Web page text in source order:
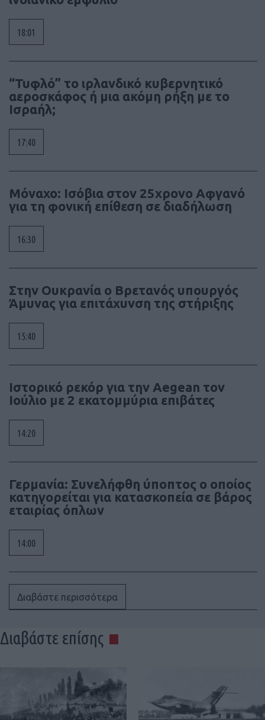
18:01
“Τυφλό” το ιρλανδικό κυβερνητικό
αεροσκάφος ή μια ακόμη ρήξη με το
Ισραήλ;
17:40
Μόναχο: Ισόβια στον 25χρονο Αφγανό
για τη φονική επίθεση σε διαδήλωση
16:30
Στην Ουκρανία ο Βρετανός υπουργός
Άμυνας για επιτάχυνση της στήριξης
15:40
Ιστορικό ρεκόρ για την Aegean τον
Ιούλιο με 2 εκατομμύρια επιβάτες
14:20
Γερμανία: Συνελήφθη ύποπτος ο οποίος
κατηγορείται για κατασκοπεία σε βάρος
εταιρίας όπλων
14:00
Διαβάστε περισσότερα
Διαβάστε επίσης